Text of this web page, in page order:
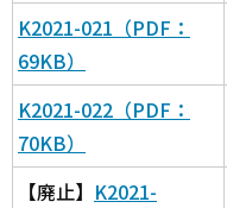
K2021-021（PDF：
69KB）
K2021-022（PDF：
70KB）
【廃止】 K2021-